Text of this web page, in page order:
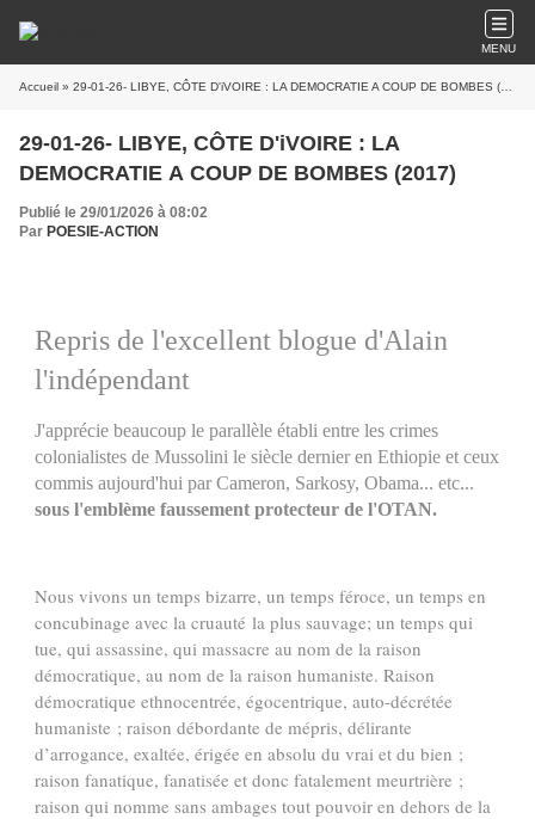
MENU
Accueil » 29-01-26- LIBYE, CÔTE D'iVOIRE : LA DEMOCRATIE A COUP DE BOMBES (2017)
29-01-26- LIBYE, CÔTE D'iVOIRE : LA
DEMOCRATIE A COUP DE BOMBES (2017)
Publié le 29/01/2026 à 08:02
Par POESIE-ACTION
Repris de l'excellent blogue d'Alain
l'indépendant
J'apprécie beaucoup le parallèle établi entre les crimes
colonialistes de Mussolini le siècle dernier en Ethiopie et ceux
commis aujourd'hui par Cameron, Sarkosy, Obama... etc...
sous l'emblème faussement protecteur de l'OTAN.
Nous vivons un temps bizarre, un temps féroce, un temps en
concubinage avec la cruauté la plus sauvage; un temps qui
tue, qui assassine, qui massacre au nom de la raison
démocratique, au nom de la raison humaniste. Raison
démocratique ethnocentrée, égocentrique, auto-décrétée
humaniste ; raison débordante de mépris, délirante
d’arrogance, exaltée, érigée en absolu du vrai et du bien ;
raison fanatique, fanatisée et donc fatalement meurtrière ;
raison qui nomme sans ambages tout pouvoir en dehors de la